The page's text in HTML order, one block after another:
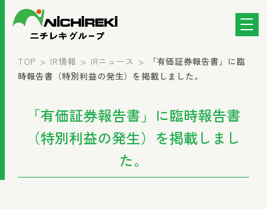
TOP IR情報 IRニュース
「有価証券報告書」に臨
時報告書（特別利益の発生）を掲載しました。
「有価証券報告書」に臨時報告書
（特別利益の発生）を掲載しまし
た。